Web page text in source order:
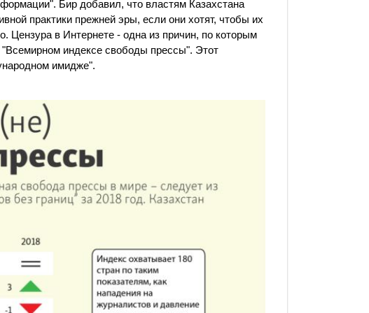
Бир добавил, что властям Казахстана
практики прежней эры, если они хотят, чтобы их
Цензура в Интернете - одна из причин, по которым
"Всемирном индексе свободы прессы". Этот
имидже".